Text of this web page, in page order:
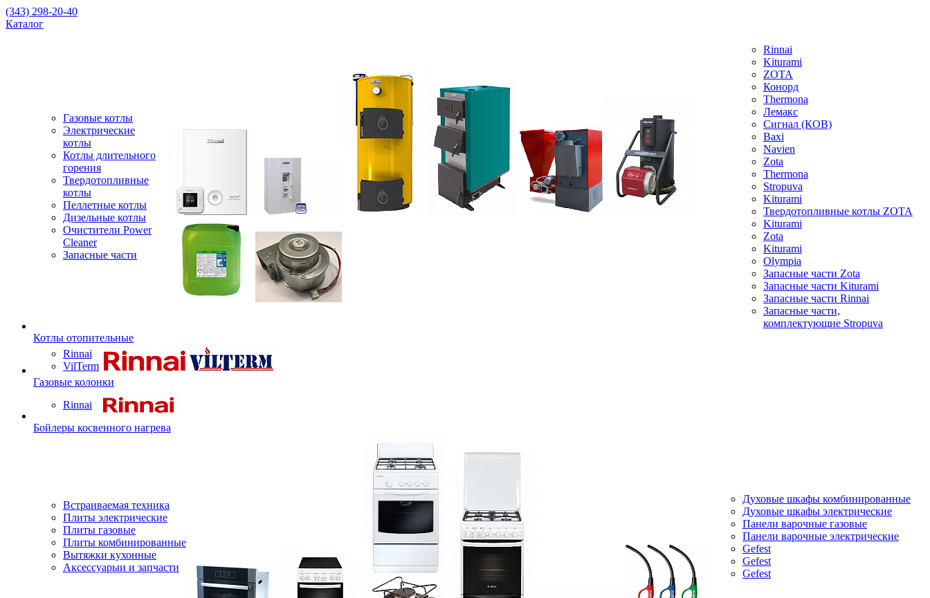
(343) 298-20-40
Каталог
Газовые котлы
Электрические
котлы
Котлы длительного
горения
Твердотопливные
котлы
Пеллетные котлы
Дизельные котлы
Очистители Power
Cleaner
Запасные части
Rinnai
Kiturami
ZOTA
Конорд
Thermona
Лемакс
Сигнал (КОВ)
Baxi
Navien
Zota
Thermona
Stropuva
Kiturami
Твердотопливные котлы ZOTA
Kiturami
Zota
Kiturami
Olympia
Запасные части Zota
Запасные части Kiturami
Запасные части Rinnai
Запасные части,
комплектующие Stropuva
Котлы отопительные
Rinnai
VilTerm
Газовые колонки
Rinnai
Бойлеры косвенного нагрева
Встраиваемая техника
Плиты электрические
Плиты газовые
Плиты комбинированные
Вытяжки кухонные
Аксессуарыи и запчасти
Духовые шкафы комбинированные
Духовые шкафы электрические
Панели варочные газовые
Панели варочные электрические
Gefest
Gefest
Gefest